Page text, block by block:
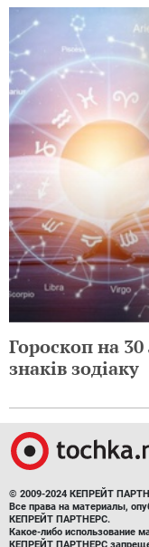
Гороскоп на
знаків зодіаку
© 2009-2024 КЕПРЕЙТ
Все права на материалы,
КЕПРЕЙТ ПАРТНЕРС.
Какое-либо использование